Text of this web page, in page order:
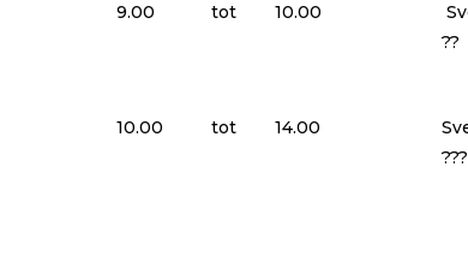
9.00 tot 10.00
??
10.00 tot 14.00
???